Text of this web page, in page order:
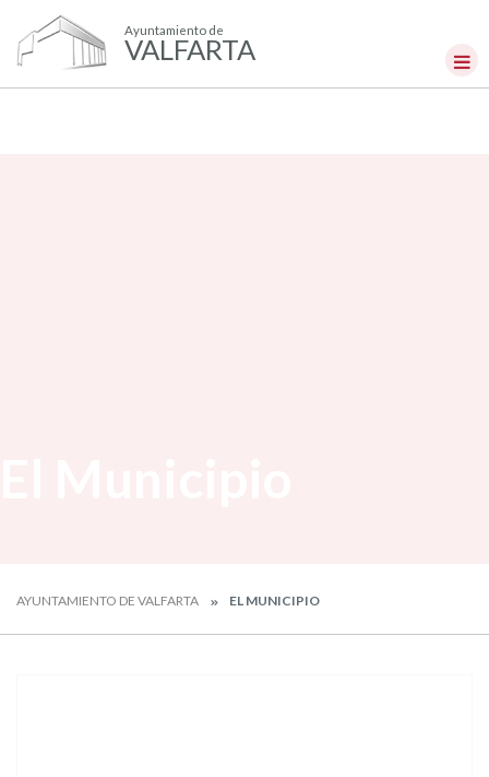
Ayuntamiento de
VALFARTA
AYUNTAMIENTO DE VALFARTA EL MUNICIPIO